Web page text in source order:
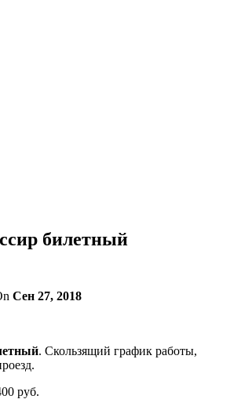
билетный
Сен 27, 2018
. Скользящий график работы,
руб.